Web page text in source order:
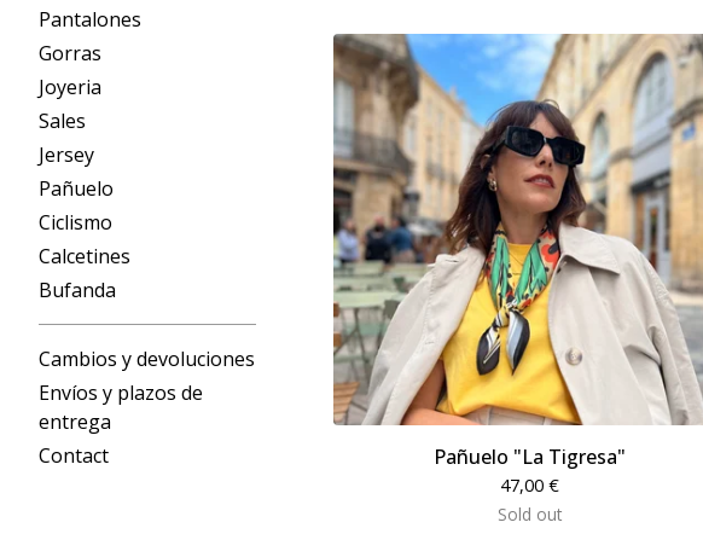
Pantalones
Gorras
Joyeria
Sales
Jersey
Pañuelo
Ciclismo
Calcetines
Bufanda
Cambios y devoluciones
Envíos y plazos de
entrega
Contact
Pañuelo "La Tigresa"
47,00 €
Sold out